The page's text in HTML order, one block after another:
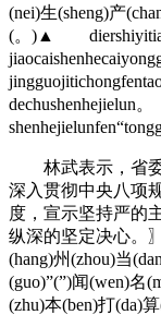
(nei)生(sheng)产
(。)▲
dechushenhejielun。
林武表示，省委
深入贯彻中央八项
度，宣示坚持严的
纵深的坚定决心
(hang)州(zhou)当
(guo)”(”)闻(wen)名
(zhu)本(ben)打(da)